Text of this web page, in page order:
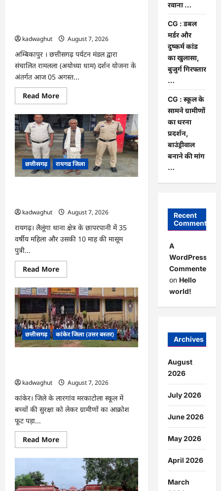
…
kadwaghut
August 7, 2026
अम्बिकापुर । छत्तीसगढ़ पर्यटन मंडल द्वारा
संचालित रामलला (अयोध्या धाम) दर्शन योजना के
अंतर्गत आज 05 अगस्त...
Read MoreRead
more
CG
:
सरगुजा
संभाग
के
850
तीर्थयात्री
अयोध्या
धाम
दर्शन
से
…
छत्तीसगढ़ रायगढ जिला
kadwaghut
August 7, 2026
रायगढ़। लैलूंगा थाना क्षेत्र के छापरपानी में 35
वर्षीय महिला और उसकी 10 माह की मासूम
पुत्री...
Read MoreRead
more
CG
:
डबल
मर्डर
और
दुष्कर्म
कांड
का
खुलासा,
छत्तीसगढ़ कांकेर जिला (उत्तर बस्तर)
kadwaghut
August 7, 2026
कांकेर। जिले के लारगांव मरकाटोला स्कूल में
बच्चों की सुरक्षा को लेकर ग्रामीणों का आक्रोश
फूट पड़ा...
Read MoreRead
more
CG
सामने
रवाना …
CG : डबल
मर्डर और
दुष्कर्म कांड
का खुलासा,
बुजुर्ग गिरफ्तार
…
CG : स्कूल के
सामने ग्रामीणों
का धरना
प्रदर्शन,
बाउंड्रीवाल
बनाने की मांग
…
Recent
Comments
A
WordPress
Commenter
on Hello
world!
Archives
August
2026
July 2026
June 2026
May 2026
April 2026
March